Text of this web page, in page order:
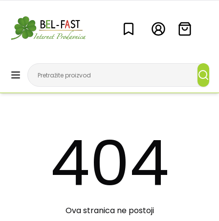
404
Ova stranica ne postoji